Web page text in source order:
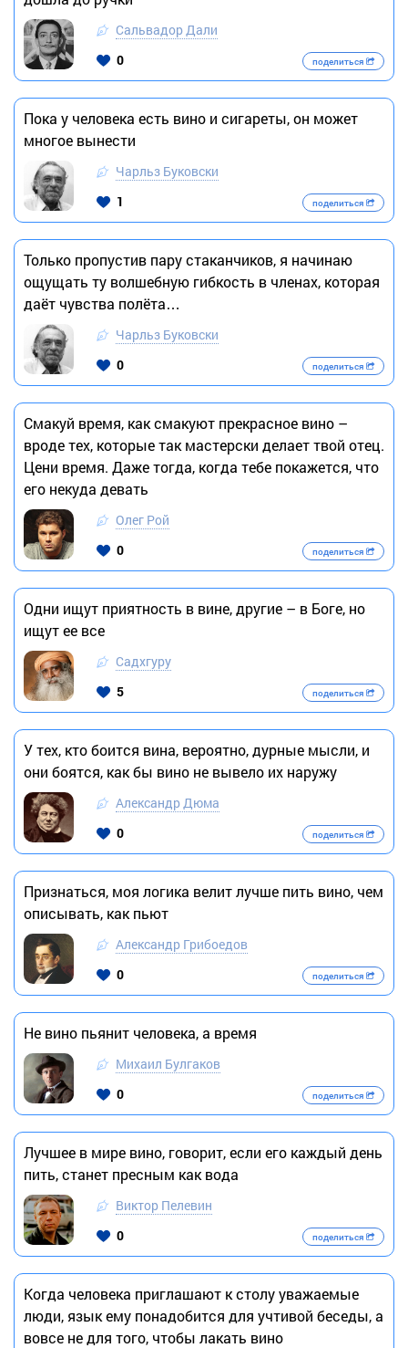
Сальвадор Дали
0
поделиться
Пока у человека есть вино и сигареты, он может
многое вынести
Чарльз Буковски
1
поделиться
Только пропустив пару стаканчиков, я начинаю
ощущать ту волшебную гибкость в членах, которая
даёт чувства полёта…
Чарльз Буковски
0
поделиться
Смакуй время, как смакуют прекрасное вино –
вроде тех, которые так мастерски делает твой отец.
Цени время. Даже тогда, когда тебе покажется, что
его некуда девать
Олег Рой
0
поделиться
Одни ищут приятность в вине, другие – в Боге, но
ищут ее все
Садхгуру
5
поделиться
У тех, кто боится вина, вероятно, дурные мысли, и
они боятся, как бы вино не вывело их наружу
Александр Дюма
0
поделиться
Признаться, моя логика велит лучше пить вино, чем
описывать, как пьют
Александр Грибоедов
0
поделиться
Не вино пьянит человека, а время
Михаил Булгаков
0
поделиться
Лучшее в мире вино, говорит, если его каждый день
пить, станет пресным как вода
Виктор Пелевин
0
поделиться
Когда человека приглашают к столу уважаемые
люди, язык ему понадобится для учтивой беседы, а
вовсе не для того, чтобы лакать вино